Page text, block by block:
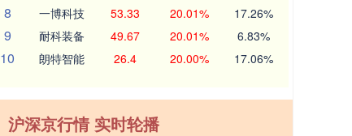
8 一博科技 53.33 20.01% 17.26%
9 耐科装备 49.67 20.01% 6.83%
10 朗特智能 26.4 20.00% 17.06%
沪深京行情 实时轮播